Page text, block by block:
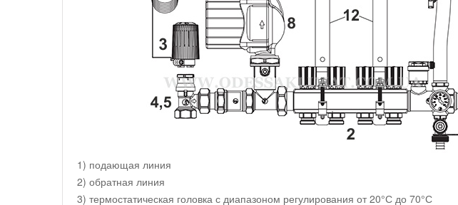
1) подающая линия
2) обратная линия
3) термостатическая головка с диапазоном регулирования от 20°С до 70°С